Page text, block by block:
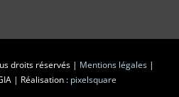
droits réservés | Mentions légales |
| Réalisation : pixelsquare